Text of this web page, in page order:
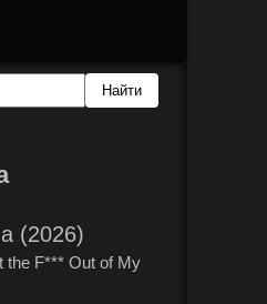
(2026)
the F*** Out of My